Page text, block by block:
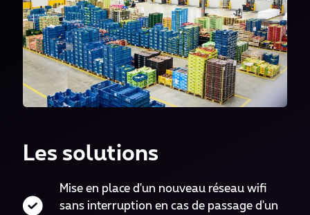
Les solutions
Mise en place d'un nouveau réseau wifi
sans interruption en cas de passage d'un